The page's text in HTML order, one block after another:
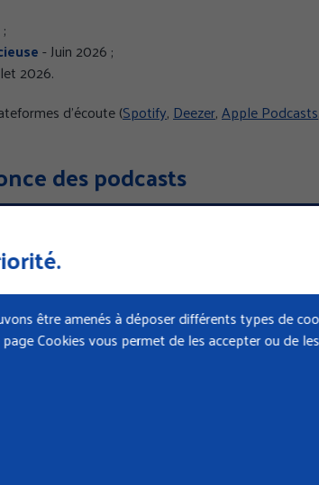
être amenés à déposer différents types de
Cookies vous permet de les accepter ou de
- Juin 2026 ;
2026.
d’écoute (Spotify,Deezer,Apple Podcasts,
des podcasts